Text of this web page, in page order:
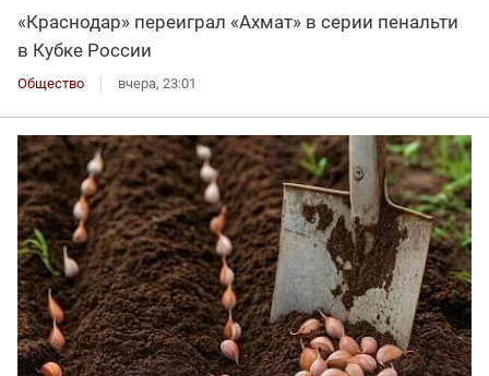
«Краснодар» переиграл «Ахмат» в серии пенальти
в Кубке России
Общество вчера, 23:01